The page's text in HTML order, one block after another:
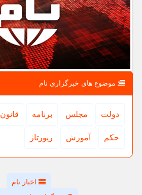
موضوع های خبرگزاری نام
دولت مجلس برنامه قانون
حكم آموزش رپورتاژ
اخبار نام